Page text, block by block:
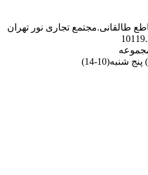
طالقانی.مجتمع تجاری نور تهران